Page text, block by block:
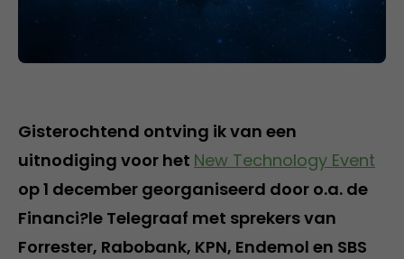
Gisterochtend ontving ik van een
uitnodiging voor het New Technology Event
op 1 december georganiseerd door o.a. de
Financi?le Telegraaf met sprekers van
Forrester, Rabobank, KPN, Endemol en SBS